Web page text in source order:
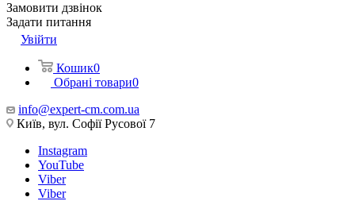
Замовити дзвінок
Задати питання
Увійти
Кошик0
Обрані товари0
info@expert-cm.com.ua
Київ, вул. Софії Русової 7
Instagram
YouTube
Viber
Viber